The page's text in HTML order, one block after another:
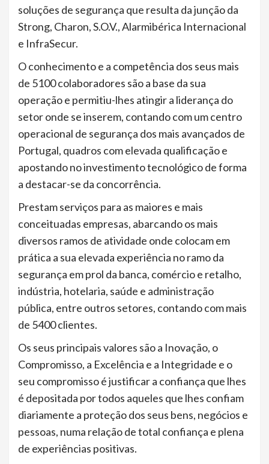
soluções de segurança que resulta da junção da
Strong, Charon, S.O.V., Alarmibérica Internacional
e InfraSecur.
O conhecimento e a competência dos seus mais
de 5100 colaboradores são a base da sua
operação e permitiu-lhes atingir a liderança do
setor onde se inserem, contando com um centro
operacional de segurança dos mais avançados de
Portugal, quadros com elevada qualificação e
apostando no investimento tecnológico de forma
a destacar-se da concorrência.
Prestam serviços para as maiores e mais
conceituadas empresas, abarcando os mais
diversos ramos de atividade onde colocam em
prática a sua elevada experiência no ramo da
segurança em prol da banca, comércio e retalho,
indústria, hotelaria, saúde e administração
pública, entre outros setores, contando com mais
de 5400 clientes.
Os seus principais valores são a Inovação, o
Compromisso, a Excelência e a Integridade e o
seu compromisso é justificar a confiança que lhes
é depositada por todos aqueles que lhes confiam
diariamente a proteção dos seus bens, negócios e
pessoas, numa relação de total confiança e plena
de experiências positivas.